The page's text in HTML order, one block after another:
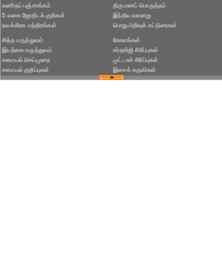
கணிதப் பஞ்சாங்கம்
5 வகை ஜோதிடக் குறிகள்
நவக்கிரக மந்திரங்கள்
திருமணப் பொருத்தம்
இந்திய வரலாறு
பொதுஅறிவுக் கட்டுரைகள்
சித்த மருத்துவம்
இயற்கை மருத்துவம்
சமையல் செய்முறை
சமையல் குறிப்புகள்
கோலங்கள்
சர்தார்ஜி சிரிப்புகள்
முட்டாள் சிரிப்புகள்
இசைக் கருவிகள்